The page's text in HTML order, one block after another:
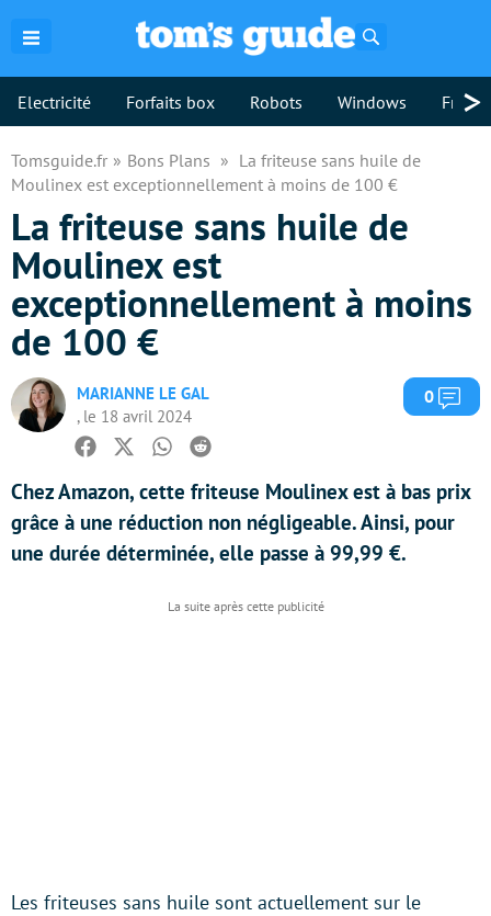
Electricité Forfaits box Robots Windows >
Tomsguide.fr Bons Plans
La friteuse sans huile de
Moulinex est exceptionnellement à moins de 100 €
La friteuse sans huile de
Moulinex est
exceptionnellement à moins
de 100 €
MARIANNE LE GAL
, le 18 avril 2024
0
Facebook
TwitterWhatsapp
Reddit
Chez Amazon, cette friteuse Moulinex est à bas prix
grâce à une réduction non négligeable. Ainsi, pour
une durée déterminée, elle passe à 99,99 €.
Les friteuses sans huile sont actuellement sur le